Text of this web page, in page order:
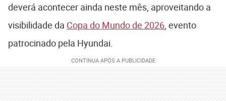
deverá acontecer ainda neste mês, aproveitando a
visibilidade da Copa do Mundo de 2026 , evento
patrocinado pela Hyundai.